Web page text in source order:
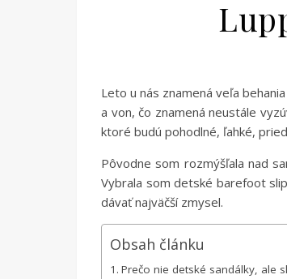
Leto u nás znamená veľa
a von, čo znamená neustále
ktoré budú pohodlné, ľahké,
Pôvodne som rozmýšľala nad
Vybrala som detské barefoot
dávať najväčší zmysel.
Obsah článku
Prečo nie detské sandálky, ale